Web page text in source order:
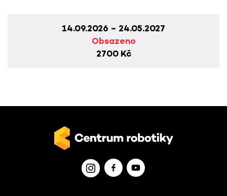
14.09.2026 – 24.05.2027
Obsazeno
2700 Kč